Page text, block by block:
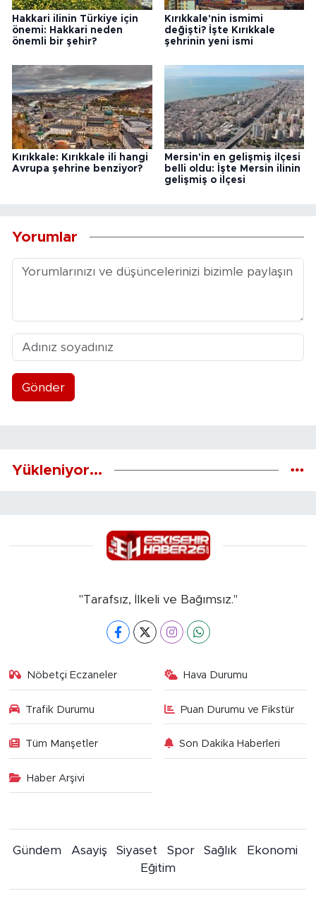
Hakkari ilinin Türkiye için
önemi: Hakkari neden
önemli bir şehir?
Kırıkkale'nin ismimi
değişti? İşte Kırıkkale
şehrinin yeni ismi
Kırıkkale: Kırıkkale ili hangi
Avrupa şehrine benziyor?
Mersin'in en gelişmiş ilçesi
belli oldu: İşte Mersin ilinin
gelişmiş o ilçesi
Yorumlar
Gönder
Yükleniyor...
"Tarafsız, İlkeli ve Bağımsız."
Nöbetçi Eczaneler Hava Durumu
Trafik Durumu Puan Durumu ve Fikstür
Tüm Manşetler Son Dakika Haberleri
Haber Arşivi
Gündem Asayiş Siyaset Spor Sağlık
Ekonomi
Eğitim